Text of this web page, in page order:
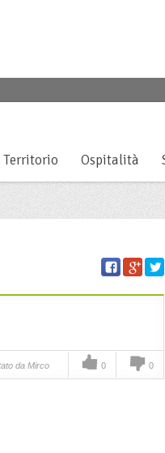
Territorio Ospitalità
da Mirco 0 0